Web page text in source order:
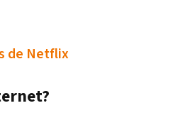
de Netflix